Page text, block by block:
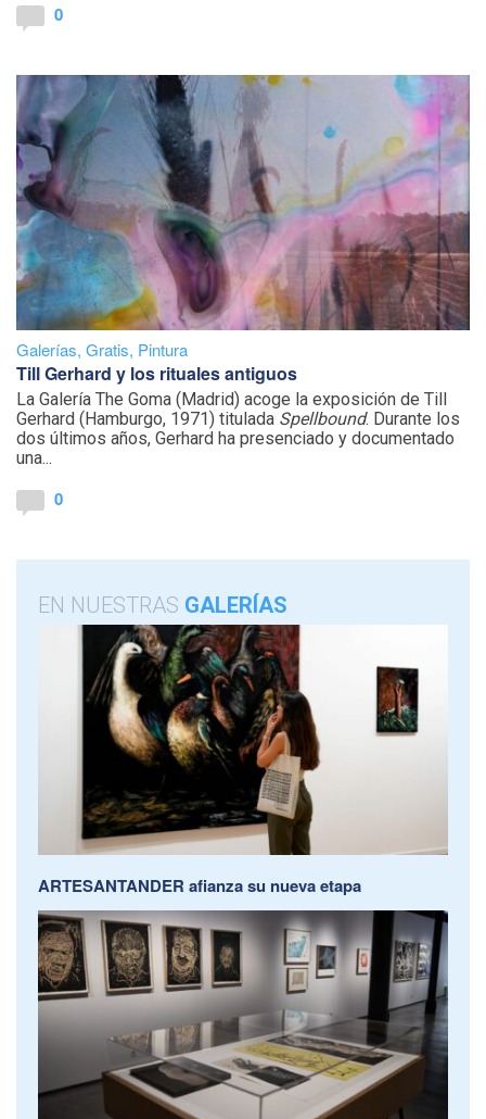
0
Galerías, Gratis, Pintura
Till Gerhard y los rituales antiguos
La Galería The Goma (Madrid) acoge la exposición de Till
Gerhard (Hamburgo, 1971) titulada Spellbound. Durante los
dos últimos años, Gerhard ha presenciado y documentado
una...
0
EN NUESTRAS GALERÍAS
ARTESANTANDER afianza su nueva etapa